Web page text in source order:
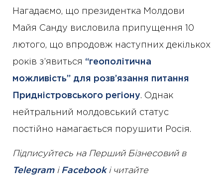
Нагадаємо, що президентка Молдови
Майя Санду висловила припущення 10
лютого, що впродовж наступних декількох
років з’явиться “геополітична
можливість” для розв’язання питання
Придністровського регіону. Однак
нейтральний молдовський статус
постійно намагається порушити Росія.
Підписуйтесь на Перший Бізнесовий в
Telegramі Facebookі читайте